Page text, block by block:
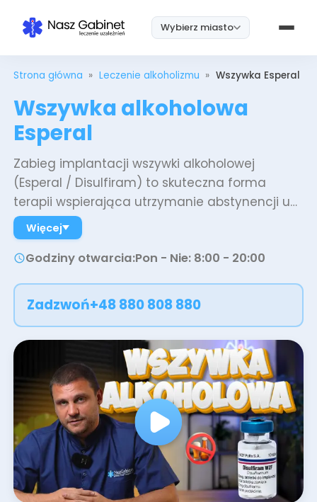
Wybierz miasto
Strona główna » Leczenie alkoholizmu » Wszywka Esperal
Wszywka alkoholowa
Esperal
Zabieg implantacji wszywki alkoholowej
(Esperal / Disulfiram) to skuteczna forma
terapii wspierająca utrzymanie abstynencji u
osób uzależnionych od alkoholu. Zabieg ten
stanowi element kompleksowego planu
leczenia uzależnień oferowanego przez Nasz
farmakoterapię i psychoterapię. Nasi Pacjenci
najczęściej wybierają wszywkę alkoholowa VIP
zapewniającą wysoką skuteczność terapii.
Decydując się na leczenie w Nasz Gabinet,
zyskujesz gwarancję bezpieczeństwa,
profesjonalną opiekę oraz wsparcie na każdym
etapie procesu terapeutycznego. Aby wybrać
termin przejdź do e-rejestracji obok.
Więcej
Godziny otwarcia:Pon - Nie: 8:00 - 20:00
Zadzwoń+48 880 808 880